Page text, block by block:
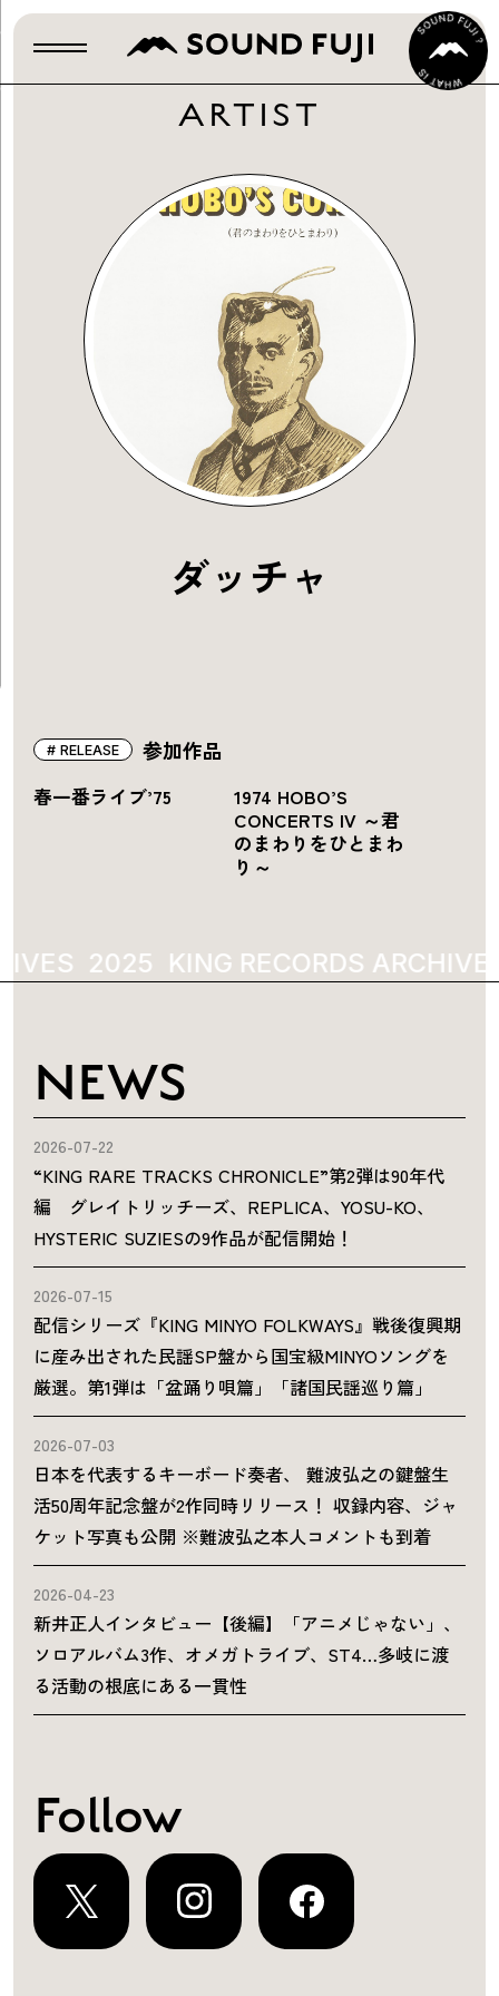
ARTIST
ダッチャ
参加作品
RELEASE
春一番ライブ’75
1974 HOBO’S
CONCERTS IV ～君
のまわりをひとまわ
り～
2025 KING RECORDS
NEWS
2026-07-22
“KING RARE TRACKS CHRONICLE”第2弾は90年代
編 グレイトリッチーズ、REPLICA、YOSU-KO、
HYSTERIC SUZIESの9作品が配信開始！
2026-07-15
配信シリーズ『KING MINYO FOLKWAYS』戦後復興期
に産み出された民謡SP盤から国宝級MINYOソングを
厳選。第1弾は「盆踊り唄篇」「諸国民謡巡り篇」
2026-07-03
日本を代表するキーボード奏者、 難波弘之の鍵盤生
活50周年記念盤が2作同時リリース！ 収録内容、ジャ
ケット写真も公開 ※難波弘之本人コメントも到着
2026-04-23
新井正人インタビュー【後編】「アニメじゃない」、
ソロアルバム3作、オメガトライブ、ST4…多岐に渡
る活動の根底にある一貫性
Follow